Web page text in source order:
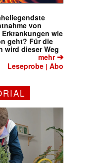
von
wie
geht? Für die
wird dieser Weg
mehr➔
Leseprobe |Abo